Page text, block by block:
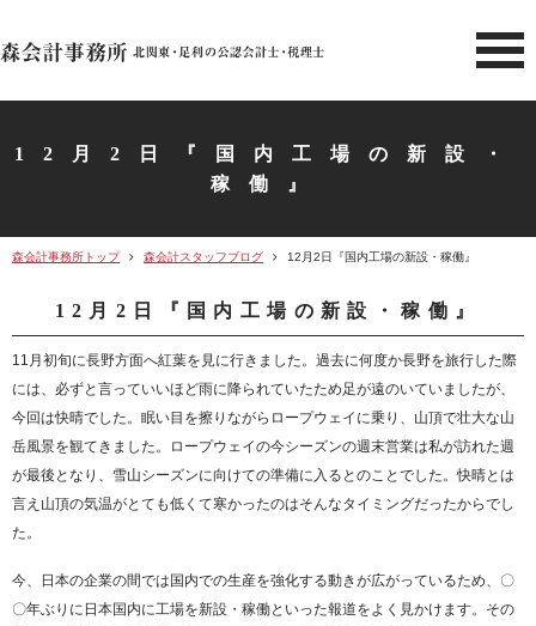
北関東 足利市の公認会計士・
12月2日『国内工場の新設・
稼働』
森会計事務所トップ 森会計スタッフブログ 12月2日『国内工場の新設・稼働』
12月2日『国内工場の新設・稼働』
11月初旬に長野方面へ紅葉を見に行きました。過去に何度か長野を旅行した際
には、必ずと言っていいほど雨に降られていたため足が遠のいていましたが、
今回は快晴でした。眠い目を擦りながらロープウェイに乗り、山頂で壮大な山
岳風景を観てきました。ロープウェイの今シーズンの週末営業は私が訪れた週
が最後となり、雪山シーズンに向けての準備に入るとのことでした。快晴とは
言え山頂の気温がとても低くて寒かったのはそんなタイミングだったからでし
た。
今、日本の企業の間では国内での生産を強化する動きが広がっているため、〇
〇年ぶりに日本国内に工場を新設・稼働といった報道をよく見かけます。その